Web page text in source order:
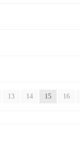
13 14 15 16